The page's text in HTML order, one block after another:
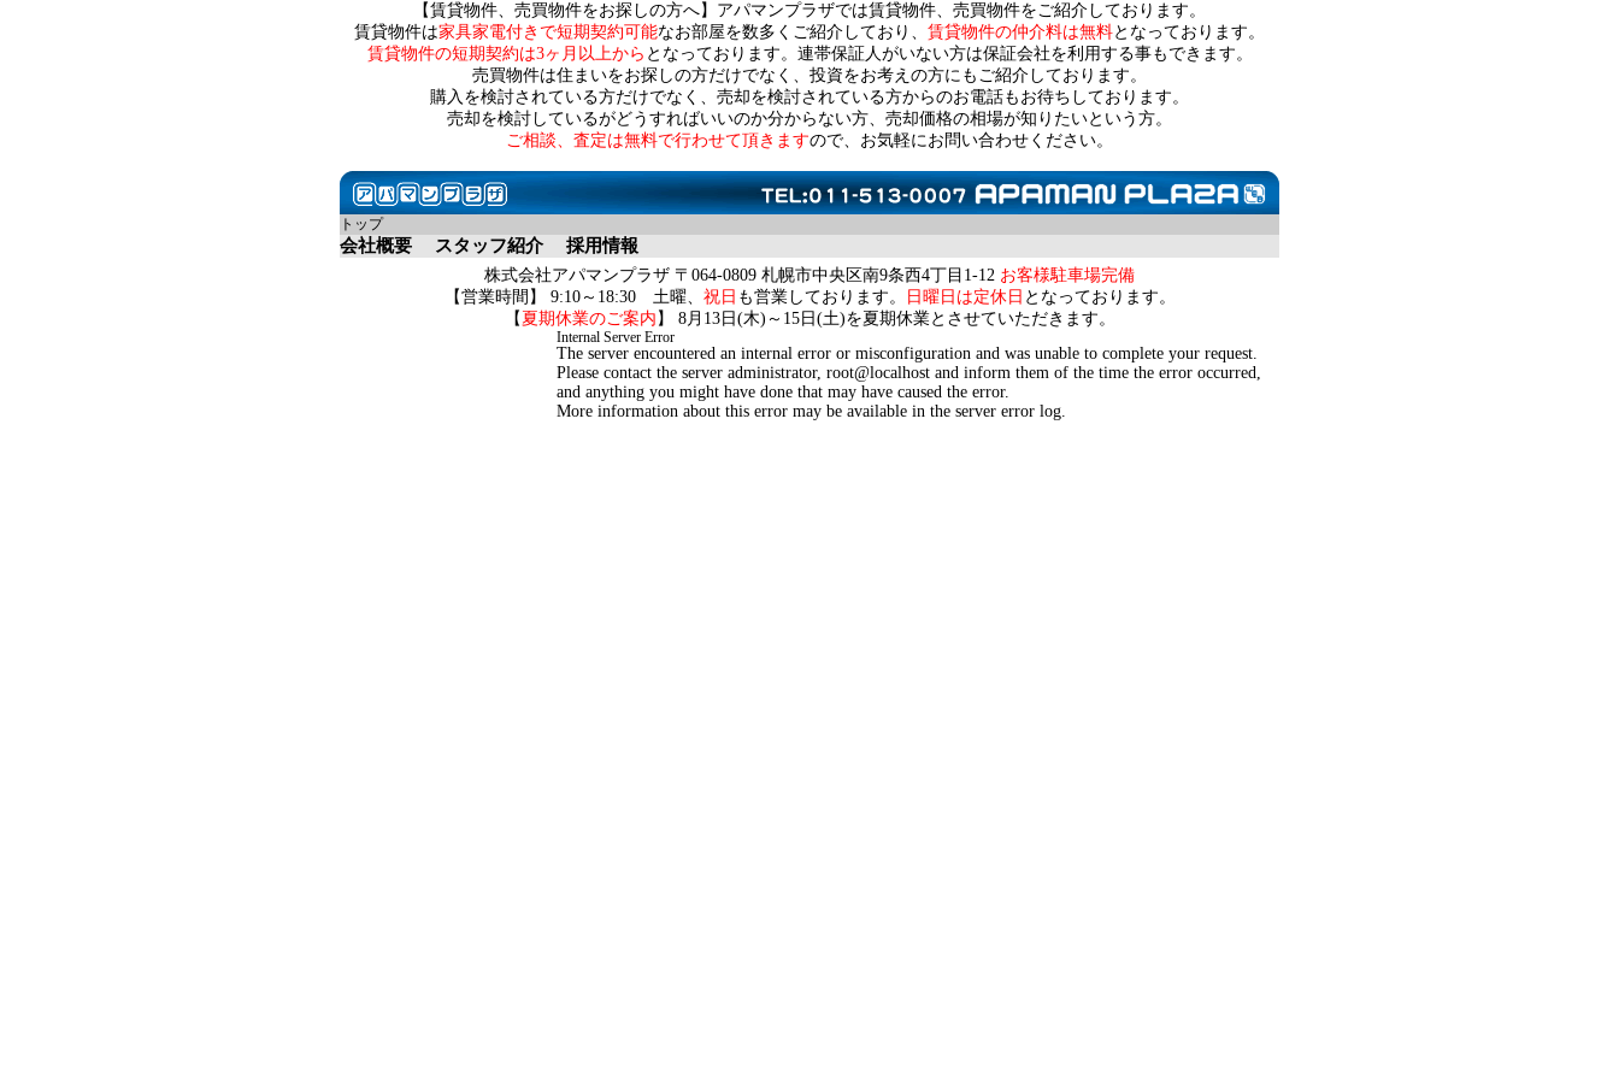
【賃貸物件、売買物件をお探しの方へ】アパマンプラザでは賃貸物件、売買物件をご紹介しております。
賃貸物件は家具家電付きで短期契約可能なお部屋を数多くご紹介しており、 賃貸物件の仲介料は無料となっております。
賃貸物件の短期契約は3ヶ月以上から となっております。連帯保証人がいない方は保証会社を利用する事もできます。
売買物件は住まいをお探しの方だけでなく、投資をお考えの方にもご紹介しております。
購入を検討されている方だけでなく、売却を検討されている方からのお電話もお待ちしております。
売却を検討しているがどうすればいいのか分からない方、売却価格の相場が知りたいという方。
ご相談、査定は無料で行わせて頂きますので、お気軽にお問い合わせください。
トップ
会社概要 スタッフ紹介 採用情報
株式会社アパマンプラザ 〒064-0809 札幌市中央区南9条西4丁目1-12 お客様駐車場完備
【営業時間】 9:10～18:30 土曜、 祝日 も営業しております。 日曜日は定休日 となっております。
【 夏期休業のご案内 】 8月13日(木)～15日(土)を夏期休業とさせていただきます。
Internal Server Error
The server encountered an internal error or misconfiguration and was unable to complete your request.
Please contact the server administrator, root@localhost and inform them of the time the error occurred,
and anything you might have done that may have caused the error.
More information about this error may be available in the server error log.